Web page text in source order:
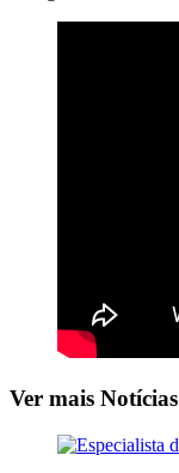
Ver mais Notícias